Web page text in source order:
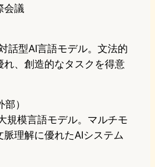
会議
話型AI言語モデル。文法的
れ、創造的なタスクを得意
部）
規模言語モデル。マルチモ
理解に優れたAIシステム